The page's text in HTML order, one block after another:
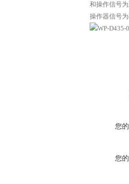
和操作信号
操作器信号
您
您